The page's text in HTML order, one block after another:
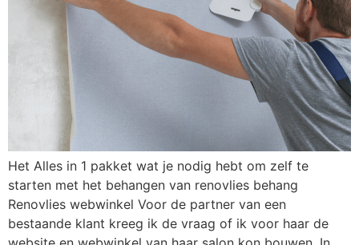
Het Alles in 1 pakket wat je nodig hebt om zelf te
starten met het behangen van renovlies behang
Renovlies webwinkel Voor de partner van een
bestaande klant kreeg ik de vraag of ik voor haar de